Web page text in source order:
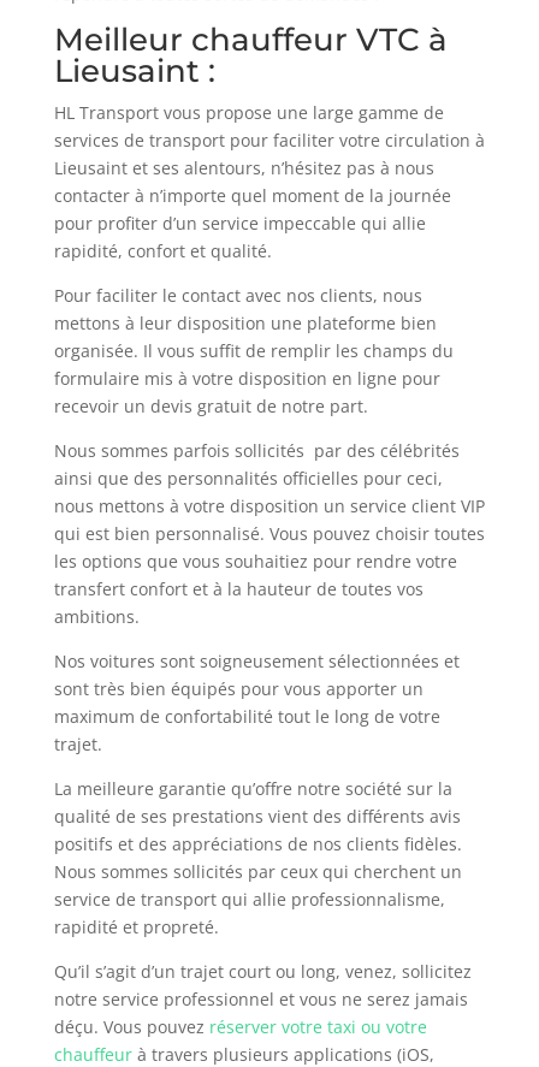
Meilleur chauffeur VTC à
Lieusaint :
HL Transport vous propose une large gamme de
services de transport pour faciliter votre circulation à
Lieusaint et ses alentours, n’hésitez pas à nous
contacter à n’importe quel moment de la journée
pour profiter d’un service impeccable qui allie
rapidité, confort et qualité.
Pour faciliter le contact avec nos clients, nous
mettons à leur disposition une plateforme bien
organisée. Il vous suffit de remplir les champs du
formulaire mis à votre disposition en ligne pour
recevoir un devis gratuit de notre part.
Nous sommes parfois sollicités par des célébrités
ainsi que des personnalités officielles pour ceci,
nous mettons à votre disposition un service client VIP
qui est bien personnalisé. Vous pouvez choisir toutes
les options que vous souhaitiez pour rendre votre
transfert confort et à la hauteur de toutes vos
ambitions.
Nos voitures sont soigneusement sélectionnées et
sont très bien équipés pour vous apporter un
maximum de confortabilité tout le long de votre
trajet.
La meilleure garantie qu’offre notre société sur la
qualité de ses prestations vient des différents avis
positifs et des appréciations de nos clients fidèles.
Nous sommes sollicités par ceux qui cherchent un
service de transport qui allie professionnalisme,
rapidité et propreté.
Qu’il s’agit d’un trajet court ou long, venez, sollicitez
notre service professionnel et vous ne serez jamais
déçu. Vous pouvez réserver votre taxi ou votre
chauffeurà travers plusieurs applications (iOS,